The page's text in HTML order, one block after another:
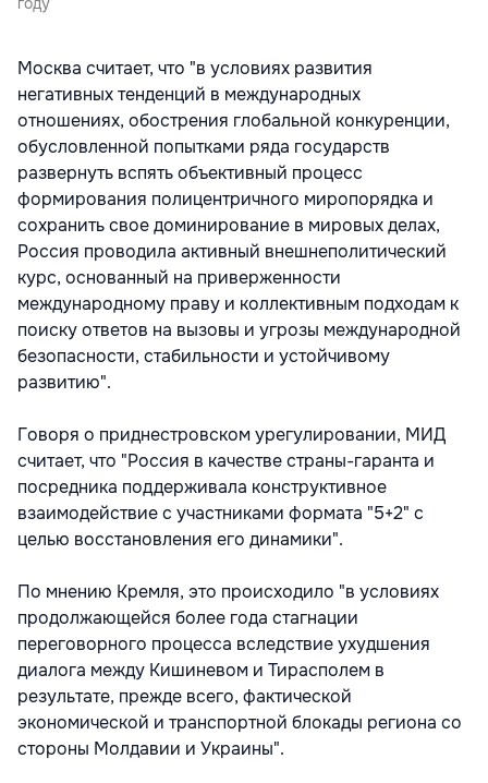
Москва считает, что "в условиях развития
негативных тенденций в международных
отношениях, обострения глобальной конкуренции,
обусловленной попытками ряда государств
развернуть вспять объективный процесс
формирования полицентричного миропорядка и
сохранить свое доминирование в мировых делах,
Россия проводила активный внешнеполитический
курс, основанный на приверженности
международному праву и коллективным подходам к
поиску ответов на вызовы и угрозы международной
безопасности, стабильности и устойчивому
развитию".
Говоря о приднестровском урегулировании, МИД
считает, что "Россия в качестве страны-гаранта и
посредника поддерживала конструктивное
взаимодействие с участниками формата "5+2" с
целью восстановления его динамики".
По мнению Кремля, это происходило "в условиях
продолжающейся более года стагнации
переговорного процесса вследствие ухудшения
диалога между Кишиневом и Тирасполем в
результате, прежде всего, фактической
экономической и транспортной блокады региона со
стороны Молдавии и Украины".